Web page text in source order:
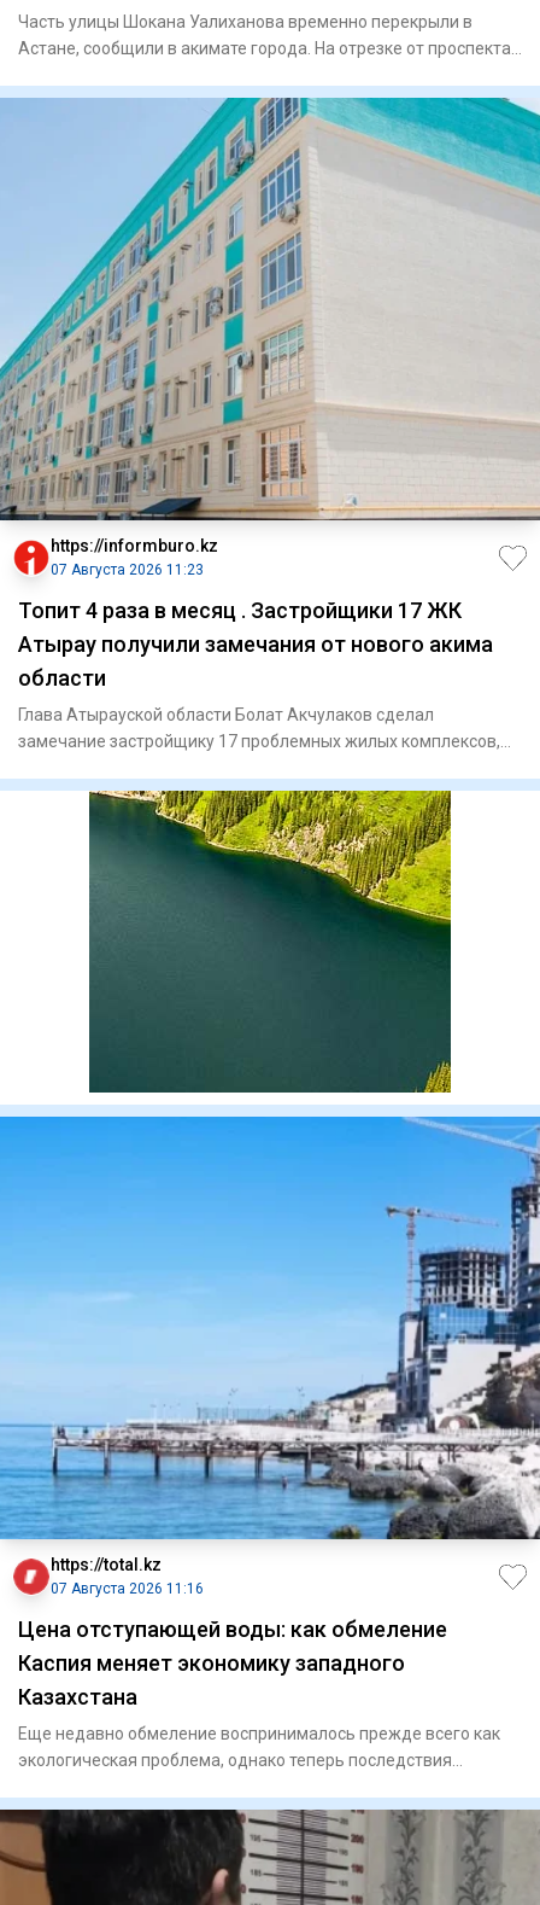
Часть улицы Шокана Уалиханова временно перекрыли в
Астане, сообщили в акимате города. На отрезке от проспекта
https://informburo.kz
07 Августа 2026 11:23
Топит 4 раза в месяц . Застройщики 17 ЖК
Атырау получили замечания от нового акима
области
Глава Атырауской области Болат Акчулаков сделал
замечание застройщику 17 проблемных жилых комплексов,
https://total.kz
07 Августа 2026 11:16
Цена отступающей воды: как обмеление
Каспия меняет экономику западного
Казахстана
Еще недавно обмеление воспринималось прежде всего как
экологическая проблема, однако теперь последствия